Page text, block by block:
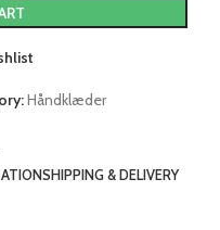
Håndklæder
SHIPPING & DELIVERY